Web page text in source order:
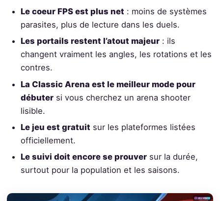
Le coeur FPS est plus net : moins de systèmes
parasites, plus de lecture dans les duels.
Les portails restent l’atout majeur : ils
changent vraiment les angles, les rotations et les
contres.
La Classic Arena est le meilleur mode pour
débuter si vous cherchez un arena shooter
lisible.
Le jeu est gratuit sur les plateformes listées
officiellement.
Le suivi doit encore se prouver sur la durée,
surtout pour la population et les saisons.